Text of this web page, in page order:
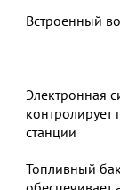
Встроенный
Электронная
станции
Топливный